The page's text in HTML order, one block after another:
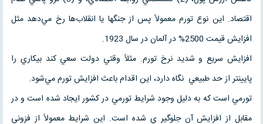
اقتصاد. اين نوع تورم معمولاً پس از جنگها يا انقلاب‌ها رخ مي‌دهد مثل
افزايش قيمت 2500% در آلمان در سال 1923.
افزايش سريع و شديد نرخ تورم. مثلاً وقتي دولت سعي کند بيکاري را
پايينتر از حد طبيعي نگاه دارد، اين اقدام باعث افزايش تورم مي‌شود.
تورمي است که به دليل وجود شرايط تورمي در کشور ايجاد شده است و در
مقابل از افزايش آن جلوگير ي شده است. اين شرايط معمولاً از فزوني